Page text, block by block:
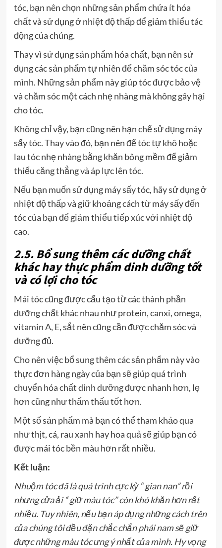
tóc, bạn nên chọn những sản phẩm chứa ít hóa
chất và sử dụng ở nhiệt độ thấp để giảm thiểu tác
động của chúng.
Thay vì sử dụng sản phẩm hóa chất, bạn nên sử
dụng các sản phẩm tự nhiên để chăm sóc tóc của
mình. Những sản phẩm này giúp tóc được bảo vệ
và chăm sóc một cách nhẹ nhàng mà không gây hại
cho tóc.
Không chỉ vậy, bạn cũng nên hạn chế sử dụng máy
sấy tóc. Thay vào đó, bạn nên để tóc tự khô hoặc
lau tóc nhẹ nhàng bằng khăn bông mềm để giảm
thiểu căng thẳng và áp lực lên tóc.
Nếu bạn muốn sử dụng máy sấy tóc, hãy sử dụng ở
nhiệt độ thấp và giữ khoảng cách từ máy sấy đến
tóc của bạn để giảm thiểu tiếp xúc với nhiệt độ
cao.
2.5. Bổ sung thêm các dưỡng chất
khác hay thực phẩm dinh dưỡng tốt
và có lợi cho tóc
Mái tóc cũng được cấu tạo từ các thành phần
dưỡng chất khác nhau như protein, canxi, omega,
vitamin A, E, sắt nên cũng cần được chăm sóc và
dưỡng đủ.
Cho nên việc bổ sung thêm các sản phẩm này vào
thực đơn hàng ngày của bạn sẽ giúp quá trình
chuyển hóa chất dinh dưỡng được nhanh hơn, lẹ
hơn cũng như thẩm thấu tốt hơn.
Một số sản phẩm mà bạn có thể tham khảo qua
như thịt, cá, rau xanh hay hoa quả sẽ giúp bạn có
được mái tóc bền màu hơn rất nhiều.
Kết luận:
Nhuộm tóc đã là quá trình cực kỳ “ gian nan” rồi
nhưng cửa ải “ giữ màu tóc” còn khó khăn hơn rất
nhiều. Tuy nhiên, nếu bạn áp dụng những cách trên
của chúng tôi đều đặn chắc chắn phái nam sẽ giữ
được những màu tóc ưng ý nhất của mình. Hy vọng